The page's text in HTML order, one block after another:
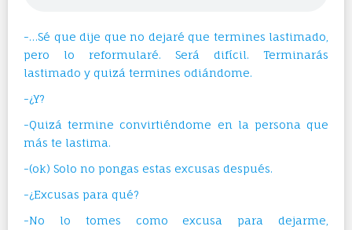
-…Sé que dije que no dejaré que termines lastimado,
pero lo reformularé. Será difícil. Terminarás
lastimado y quizá termines odiándome.
-¿Y?
-Quizá termine convirtiéndome en la persona que
más te lastima.
-(ok) Solo no pongas estas excusas después.
-¿Excusas para qué?
-No lo tomes como excusa para dejarme,